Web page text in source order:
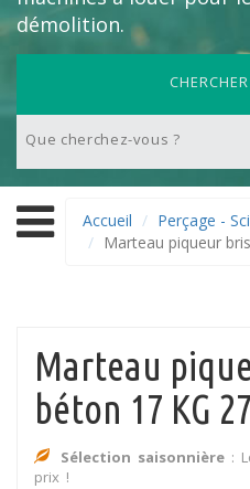
démolition.
Accueil
Perçage -
Marteau piqueur
Marteau
béton 17 KG
Sélection saisonnière :
prix !